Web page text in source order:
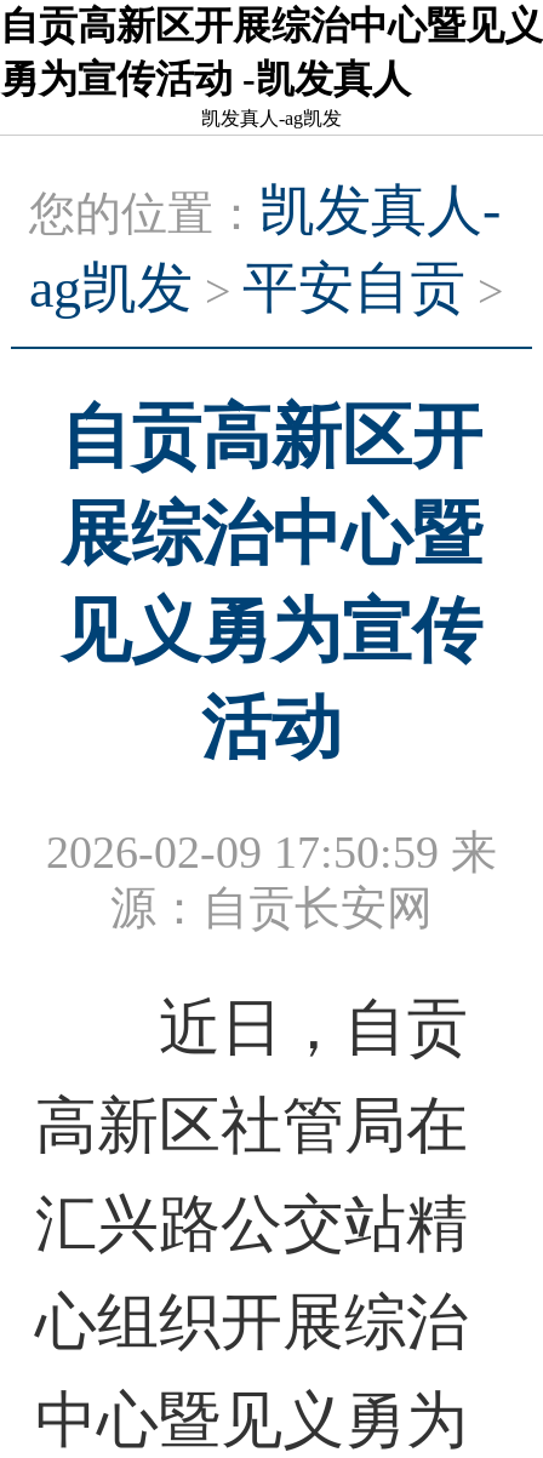
自贡高新区开展综治中心暨见义
勇为宣传活动 -凯发真人
凯发真人-ag凯发
您的位置： 凯发真人-
ag凯发 >平安自贡 >
自贡高新区开
展综治中心暨
见义勇为宣传
活动
2026-02-09 17:50:59 来
源：自贡长安网
近日，自贡
高新区社管局在
汇兴路公交站精
心组织开展综治
中心暨见义勇为